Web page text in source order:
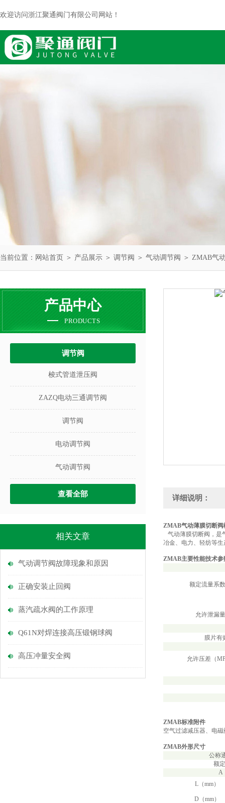
欢迎访问浙江聚通阀门有限公司网站！
当前位置： 网站首页 ＞ 产品展示 ＞ 调节阀 ＞ 气动调节阀 ＞ ZMAB气
产品中心
PRODUCTS
调节阀
梭式管道泄压阀
ZAZQ电动三通调节阀
调节阀
电动调节阀
气动调节阀
查看全部
相关文章
气动调节阀故障现象和原因
正确安装止回阀
蒸汽疏水阀的工作原理
Q61N对焊连接高压锻钢球阀
高压冲量安全阀
详细说明：
ZMAB气动薄膜切断阀
气动薄膜切断阀，是
冶金、电力、轻纺等
ZMAB主要性能技术参
额定流量系
允许泄漏量
膜片有
允许压差（
ZMAB标准附件
空气过滤减压器、电
ZMAB外形尺寸
公称
额
A
L（mm）
D（mm）